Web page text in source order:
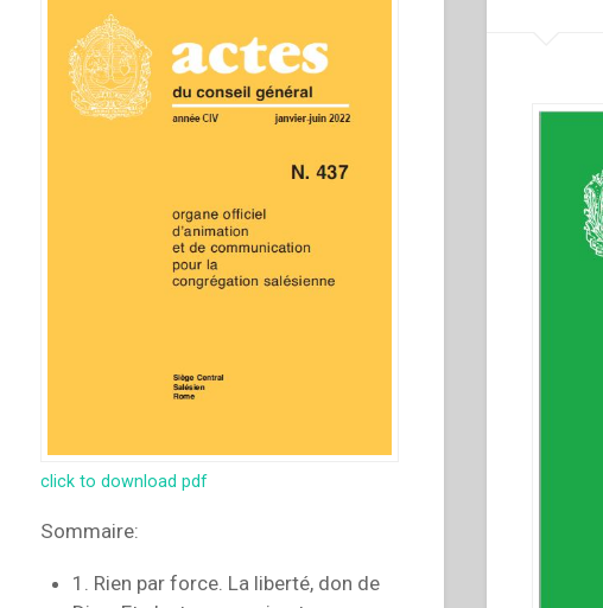
click to download pdf
Sommaire:
1. Rien par force. La liberté, don de